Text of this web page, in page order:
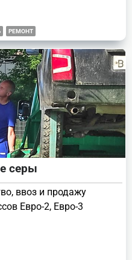
РЕМОНТ
серы
ввоз и продажу
Евро-2, Евро-3